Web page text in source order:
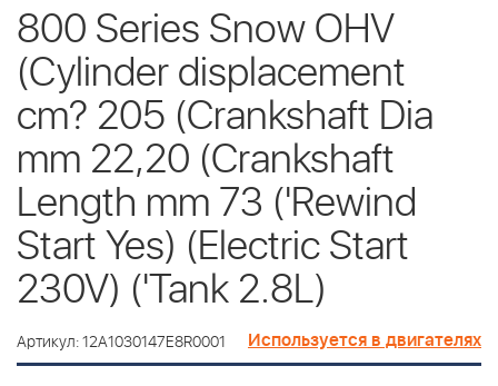
800 Series Snow OHV
(Cylinder displacement
cm? 205 (Crankshaft Dia
mm 22,20 (Crankshaft
Length mm 73 ('Rewind
Start Yes) (Electric Start
230V) ('Tank 2.8L)
Артикул: 12A1030147E8R0001 Используется в двигателях